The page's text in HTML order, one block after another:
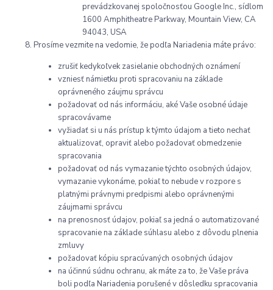
prevádzkovanej spoločnosťou Google Inc., sídlom
1600 Amphitheatre Parkway, Mountain View, CA
94043, USA
Prosíme vezmite na vedomie, že podľa Nariadenia máte právo:
zrušiť kedykoľvek zasielanie obchodných oznámení
vzniesť námietku proti spracovaniu na základe
oprávneného záujmu správcu
požadovať od nás informáciu, aké Vaše osobné údaje
spracovávame
vyžiadať si u nás prístup k týmto údajom a tieto nechať
aktualizovať, opraviť alebo požadovať obmedzenie
spracovania
požadovať od nás vymazanie týchto osobných údajov,
vymazanie vykonáme, pokiaľ to nebude v rozpore s
platnými právnymi predpismi alebo oprávnenými
záujmami správcu
na prenosnosť údajov, pokiaľ sa jedná o automatizované
spracovanie na základe súhlasu alebo z dôvodu plnenia
zmluvy
požadovať kópiu spracúvaných osobných údajov
na účinnú súdnu ochranu, ak máte za to, že Vaše práva
boli podľa Nariadenia porušené v dôsledku spracovania